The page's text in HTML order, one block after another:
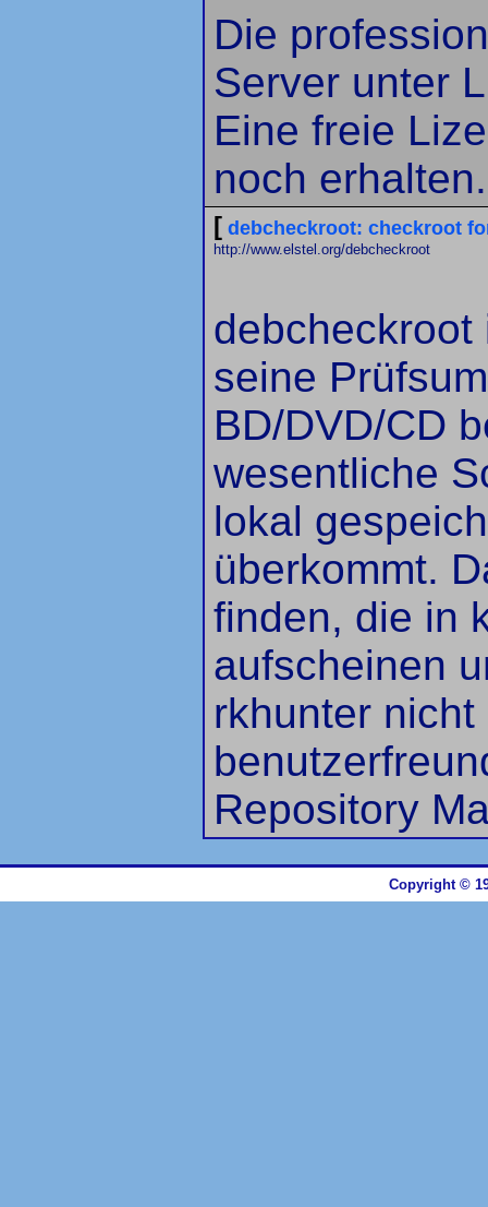
Die
Server unter
Eine freie
noch
[ debcheckroot: checkroot
http://www.elstel.org/debcheckroot
debcheckroot
seine
BD/DVD/CD
wesentliche
lokal
überkommt.
finden, die in
aufscheinen
rkhunter
Repository
Copyright ©